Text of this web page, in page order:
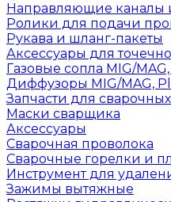
Направляющие каналы
Ролики для подачи
Рукава и шланг-пакеты
Аксессуары для
Газовые сопла MIG/
Диффузоры MIG/MAG,
Запчасти для
Маски сварщика
Аксессуары
Сварочная проволока
Сварочные горелки и
Инструмент для
Зажимы вытяжные